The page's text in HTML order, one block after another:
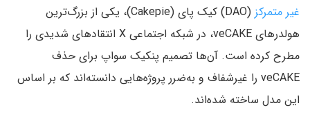
غیر متمرکز
(DAO) کیک پای (Cakepie)، یکی از بزرگ‌ترین
هولدرهای veCAKE، در شبکه اجتماعی X انتقادهای شدیدی را
مطرح کرده است. آن‌ها تصمیم پنکیک‌ سواپ برای حذف
veCAKE را غیرشفاف و به‌ضرر پروژه‌هایی دانسته‌اند که بر اساس
این مدل ساخته شده‌اند.